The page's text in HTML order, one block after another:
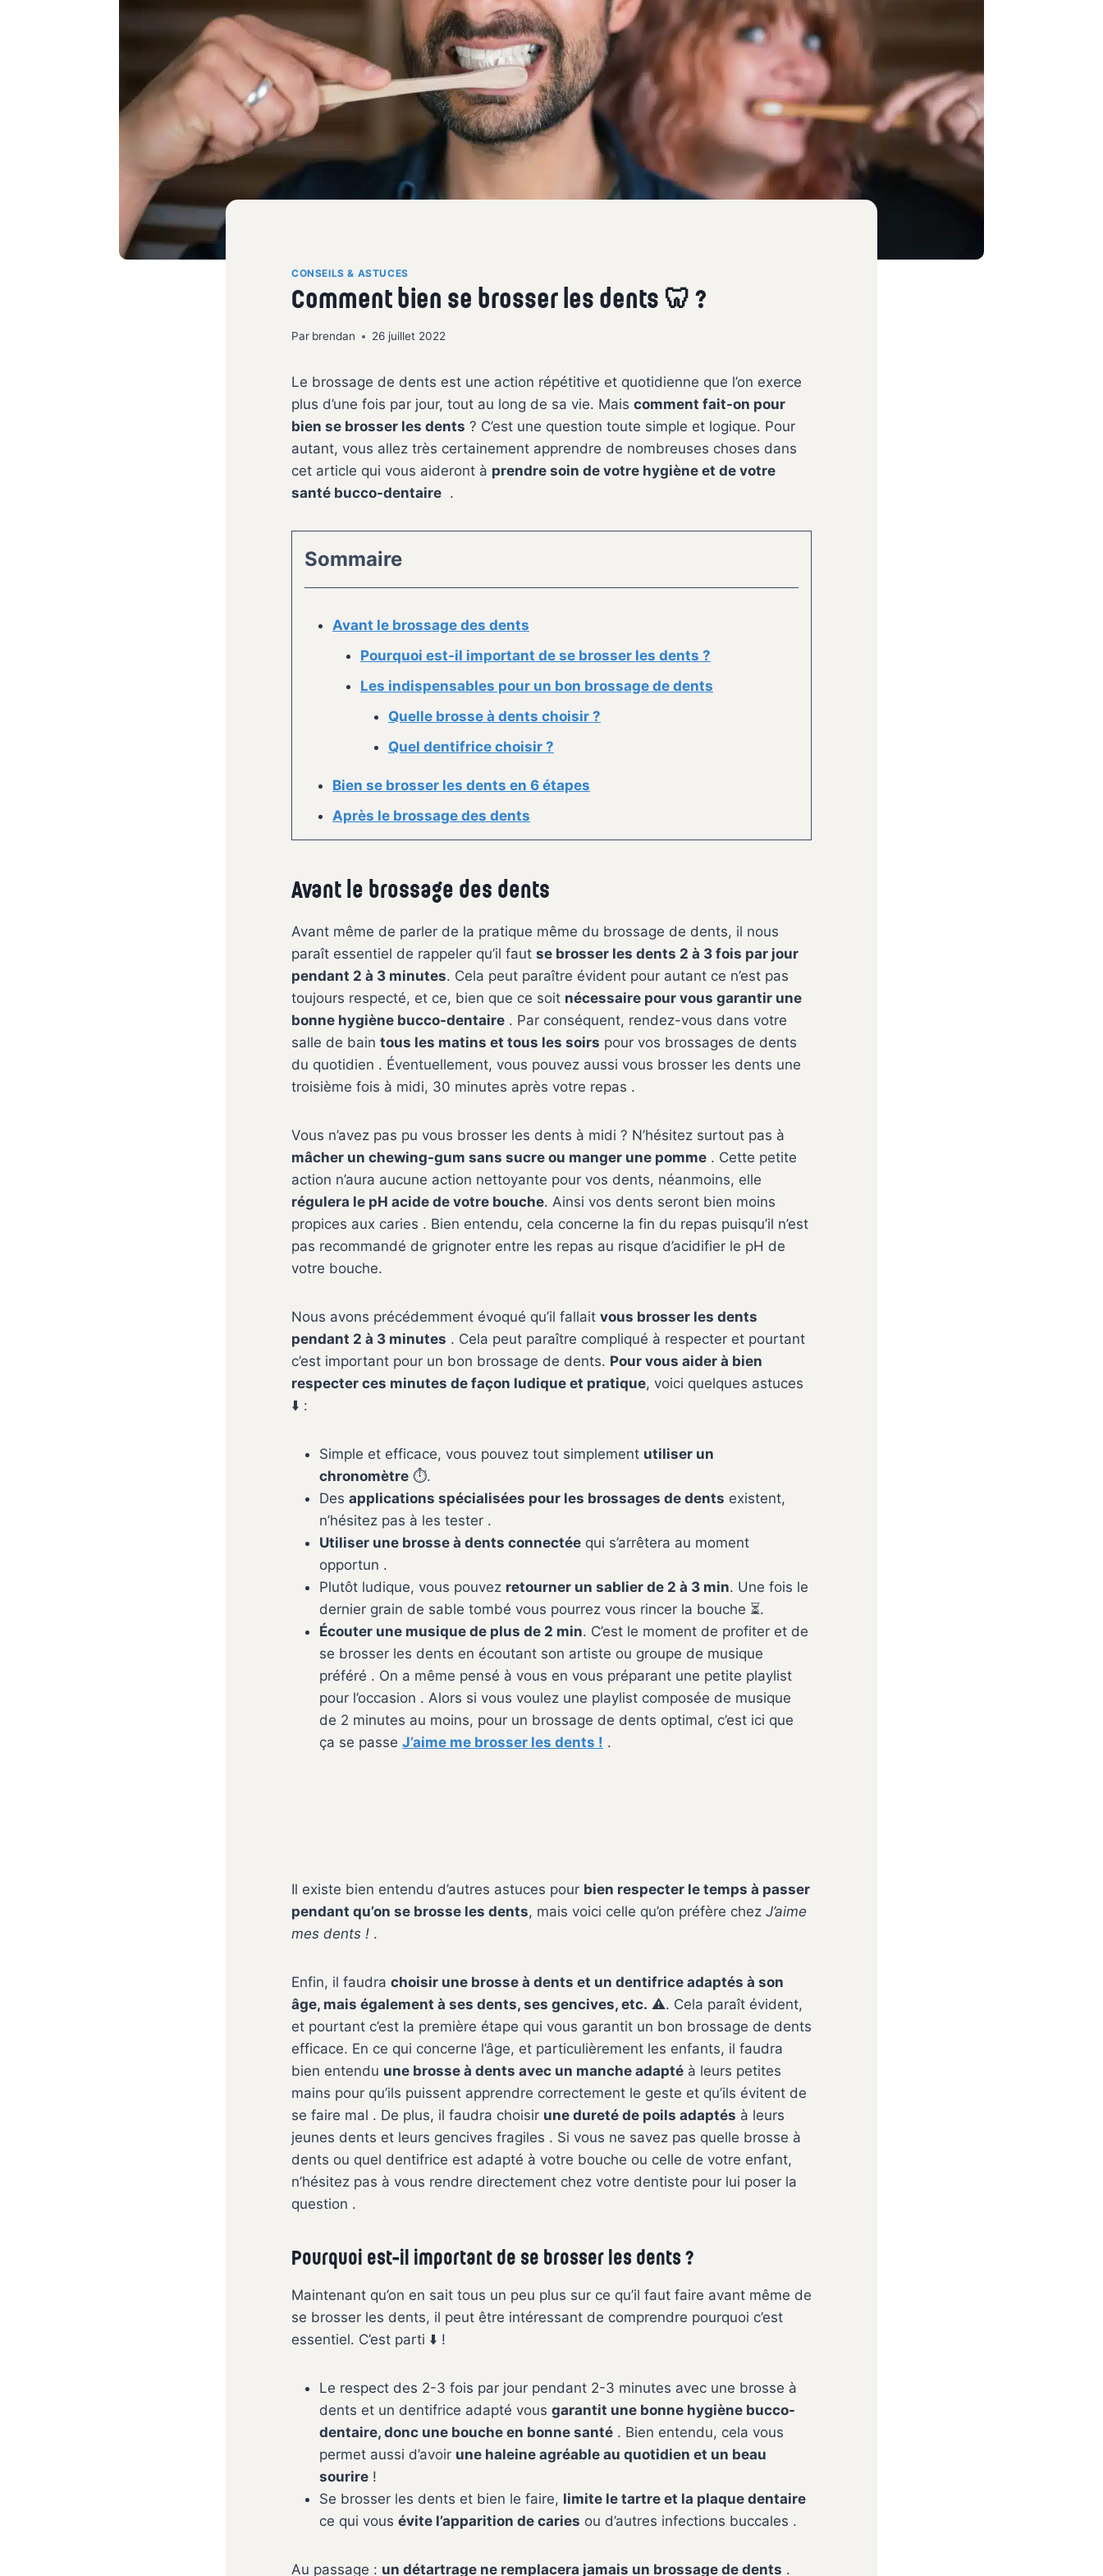
CONSEILS & ASTUCES
Comment bien se brosser les dents 🦷 ?
Par brendan 26 juillet 2022
Le brossage de dents est une action répétitive et quotidienne que l’on exerce
plus d’une fois par jour, tout au long de sa vie. Mais comment fait-on pour
bien se brosser les dents ? C’est une question toute simple et logique. Pour
autant, vous allez très certainement apprendre de nombreuses choses dans
cet article qui vous aideront à prendre soin de votre hygiène et de votre
santé bucco-dentaire .
Sommaire
Avant le brossage des dents
Pourquoi est-il important de se brosser les dents ?
Les indispensables pour un bon brossage de dents
Quelle brosse à dents choisir ?
Quel dentifrice choisir ?
Bien se brosser les dents en 6 étapes
Après le brossage des dents
Avant le brossage des dents
Avant même de parler de la pratique même du brossage de dents, il nous
paraît essentiel de rappeler qu’il faut se brosser les dents 2 à 3 fois par jour
pendant 2 à 3 minutes. Cela peut paraître évident pour autant ce n’est pas
toujours respecté, et ce, bien que ce soit nécessaire pour vous garantir une
bonne hygiène bucco-dentaire . Par conséquent, rendez-vous dans votre
salle de bain tous les matins et tous les soirs pour vos brossages de dents
du quotidien . Éventuellement, vous pouvez aussi vous brosser les dents une
troisième fois à midi, 30 minutes après votre repas .
Vous n’avez pas pu vous brosser les dents à midi ? N’hésitez surtout pas à
mâcher un chewing-gum sans sucre ou manger une pomme . Cette petite
action n’aura aucune action nettoyante pour vos dents, néanmoins, elle
régulera le pH acide de votre bouche. Ainsi vos dents seront bien moins
propices aux caries . Bien entendu, cela concerne la fin du repas puisqu’il n’est
pas recommandé de grignoter entre les repas au risque d’acidifier le pH de
votre bouche.
Nous avons précédemment évoqué qu’il fallait vous brosser les dents
pendant 2 à 3 minutes . Cela peut paraître compliqué à respecter et pourtant
c’est important pour un bon brossage de dents. Pour vous aider à bien
respecter ces minutes de façon ludique et pratique, voici quelques astuces
⬇️ :
Simple et efficace, vous pouvez tout simplement utiliser un
chronomètre ⏱.
Des applications spécialisées pour les brossages de dents existent,
n’hésitez pas à les tester .
Utiliser une brosse à dents connectée qui s’arrêtera au moment
opportun .
Plutôt ludique, vous pouvez retourner un sablier de 2 à 3 min. Une fois le
dernier grain de sable tombé vous pourrez vous rincer la bouche ⏳.
Écouter une musique de plus de 2 min. C’est le moment de profiter et de
se brosser les dents en écoutant son artiste ou groupe de musique
préféré . On a même pensé à vous en vous préparant une petite playlist
pour l’occasion . Alors si vous voulez une playlist composée de musique
de 2 minutes au moins, pour un brossage de dents optimal, c’est ici que
ça se passe J’aime me brosser les dents ! .
Il existe bien entendu d’autres astuces pour bien respecter le temps à passer
pendant qu’on se brosse les dents, mais voici celle qu’on préfère chez J’aime
mes dents ! .
Enfin, il faudra choisir une brosse à dents et un dentifrice adaptés à son
âge, mais également à ses dents, ses gencives, etc. ⚠️. Cela paraît évident,
et pourtant c’est la première étape qui vous garantit un bon brossage de dents
efficace. En ce qui concerne l’âge, et particulièrement les enfants, il faudra
bien entendu une brosse à dents avec un manche adapté à leurs petites
mains pour qu’ils puissent apprendre correctement le geste et qu’ils évitent de
se faire mal . De plus, il faudra choisir une dureté de poils adaptés à leurs
jeunes dents et leurs gencives fragiles . Si vous ne savez pas quelle brosse à
dents ou quel dentifrice est adapté à votre bouche ou celle de votre enfant,
n’hésitez pas à vous rendre directement chez votre dentiste pour lui poser la
question .
Pourquoi est-il important de se brosser les dents ?
Maintenant qu’on en sait tous un peu plus sur ce qu’il faut faire avant même de
se brosser les dents, il peut être intéressant de comprendre pourquoi c’est
essentiel. C’est parti ⬇️ !
Le respect des 2-3 fois par jour pendant 2-3 minutes avec une brosse à
dents et un dentifrice adapté vous garantit une bonne hygiène bucco-
dentaire, donc une bouche en bonne santé . Bien entendu, cela vous
permet aussi d’avoir une haleine agréable au quotidien et un beau
sourire !
Se brosser les dents et bien le faire, limite le tartre et la plaque dentaire
ce qui vous évite l’apparition de caries ou d’autres infections buccales .
Au passage : un détartrage ne remplacera jamais un brossage de dents .